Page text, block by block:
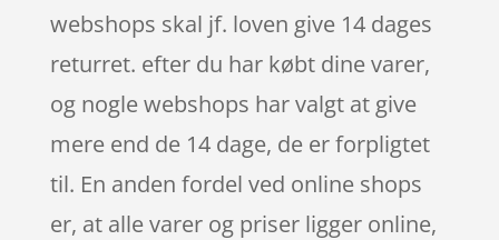
webshops skal jf. loven give 14 dages
returret. efter du har købt dine varer,
og nogle webshops har valgt at give
mere end de 14 dage, de er forpligtet
til. En anden fordel ved online shops
er, at alle varer og priser ligger online,